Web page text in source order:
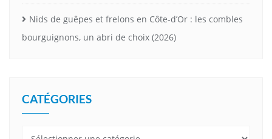
Nids de guêpes et frelons en Côte-d’Or : les combles
bourguignons, un abri de choix (2026)
CATÉGORIES
Catégories